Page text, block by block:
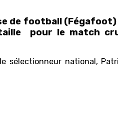
de football
pour le match
sélectionneur national,